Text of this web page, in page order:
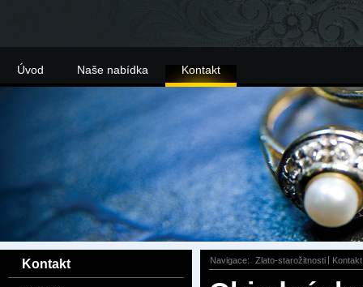
Úvod Naše nabídka Kontakt
Kontakt Navigace: Zlato-starožitnosti Kontakt